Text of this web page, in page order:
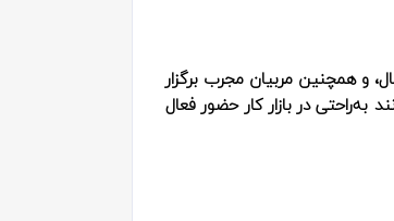
و همچنین مربیان مجرب برگزار
در بازار کار حضور فعال